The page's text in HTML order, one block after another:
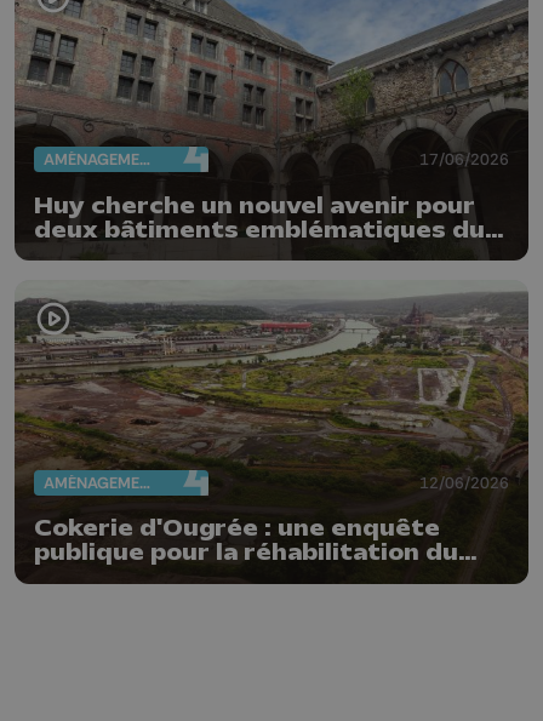
AMÉNAGEMENT DU TERRITOIRE 17/06/2026
Huy cherche un nouvel avenir pour
deux bâtiments emblématiques du
Vieux Huy
AMÉNAGEMENT DU TERRITOIRE 12/06/2026
Cokerie d'Ougrée : une enquête
publique pour la réhabilitation du